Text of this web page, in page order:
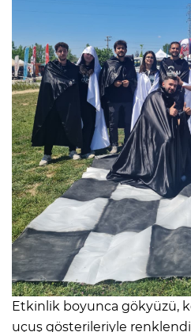
Etkinlik boyunca gökyüzü,
uçuş gösterileriyle renklendi.